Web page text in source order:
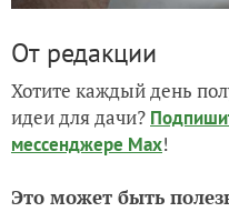
От редакции
Хотите каждый день
идеи для дачи?
мессенджере Max!
Это может быть